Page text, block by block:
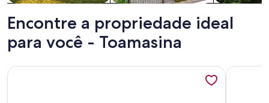
Encontre a propriedade ideal
para você - Toamasina
Mais informações sobre Tamatave 3-bedroom apartment
Mais